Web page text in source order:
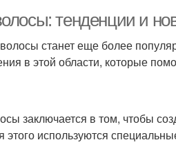
тенденции и
станет еще более
в этой области, которые
заключается в том, чтобы
используются